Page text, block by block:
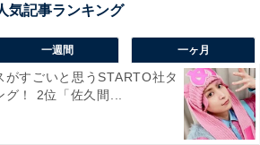
命科学コースを併設。医・歯・薬学
学部を志望する生徒の指導に特化し
数学や理科分野を広く深く学べま
一週間 一ヶ月
がすごいと思うSTARTO社タ
グ！ 2位「佐久間...